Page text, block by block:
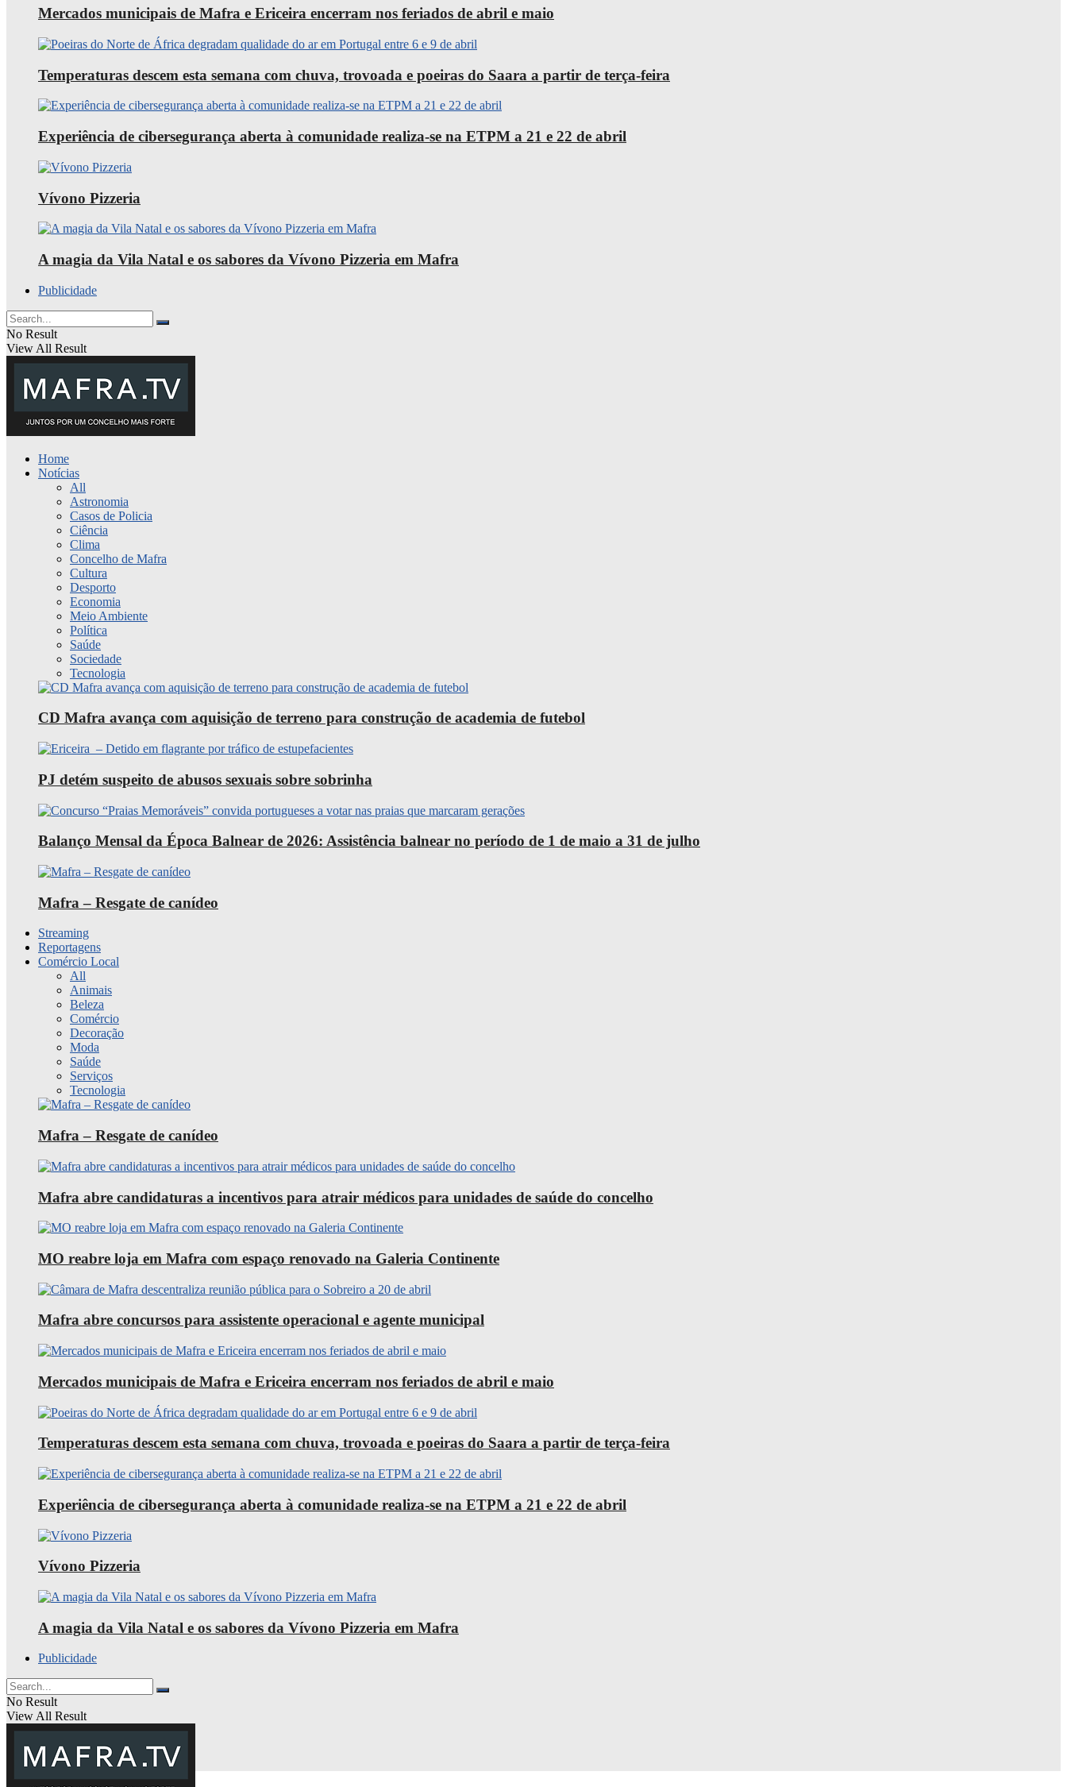
Mercados municipais de Mafra e Ericeira encerram nos feriados de abril e maio
Temperaturas descem esta semana com chuva, trovoada e poeiras do Saara a partir de terça-feira
Experiência de cibersegurança aberta à comunidade realiza-se na ETPM a 21 e 22 de abril
Vívono Pizzeria
A magia da Vila Natal e os sabores da Vívono Pizzeria em Mafra
Publicidade
No Result
View All Result
Home
Notícias
All
Astronomia
Casos de Policia
Ciência
Clima
Concelho de Mafra
Cultura
Desporto
Economia
Meio Ambiente
Política
Saúde
Sociedade
Tecnologia
CD Mafra avança com aquisição de terreno para construção de academia de futebol
PJ detém suspeito de abusos sexuais sobre sobrinha
Balanço Mensal da Época Balnear de 2026: Assistência balnear no período de 1 de maio a 31 de julho
Mafra – Resgate de canídeo
Streaming
Reportagens
Comércio Local
All
Animais
Beleza
Comércio
Decoração
Moda
Saúde
Serviços
Tecnologia
Mafra – Resgate de canídeo
Mafra abre candidaturas a incentivos para atrair médicos para unidades de saúde do concelho
MO reabre loja em Mafra com espaço renovado na Galeria Continente
Mafra abre concursos para assistente operacional e agente municipal
Mercados municipais de Mafra e Ericeira encerram nos feriados de abril e maio
Temperaturas descem esta semana com chuva, trovoada e poeiras do Saara a partir de terça-feira
Experiência de cibersegurança aberta à comunidade realiza-se na ETPM a 21 e 22 de abril
Vívono Pizzeria
A magia da Vila Natal e os sabores da Vívono Pizzeria em Mafra
Publicidade
No Result
View All Result